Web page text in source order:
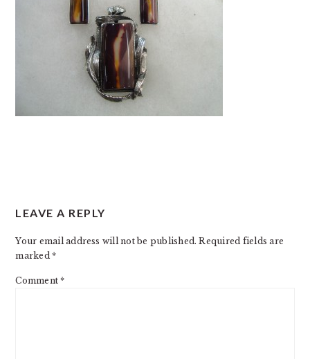
INTERACTIONS
LEAVE A REPLY
Your email address will not be published. Required fields are
marked*
Comment*